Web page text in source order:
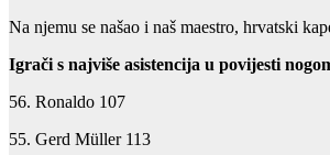
Na njemu se našao i naš maestro, hrvatski
Igrači s najviše asistencija u povijesti
56. Ronaldo 107
55. Gerd Müller 113